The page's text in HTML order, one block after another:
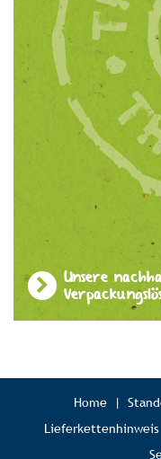
Unsere
Home |
Lieferkettenhinweis